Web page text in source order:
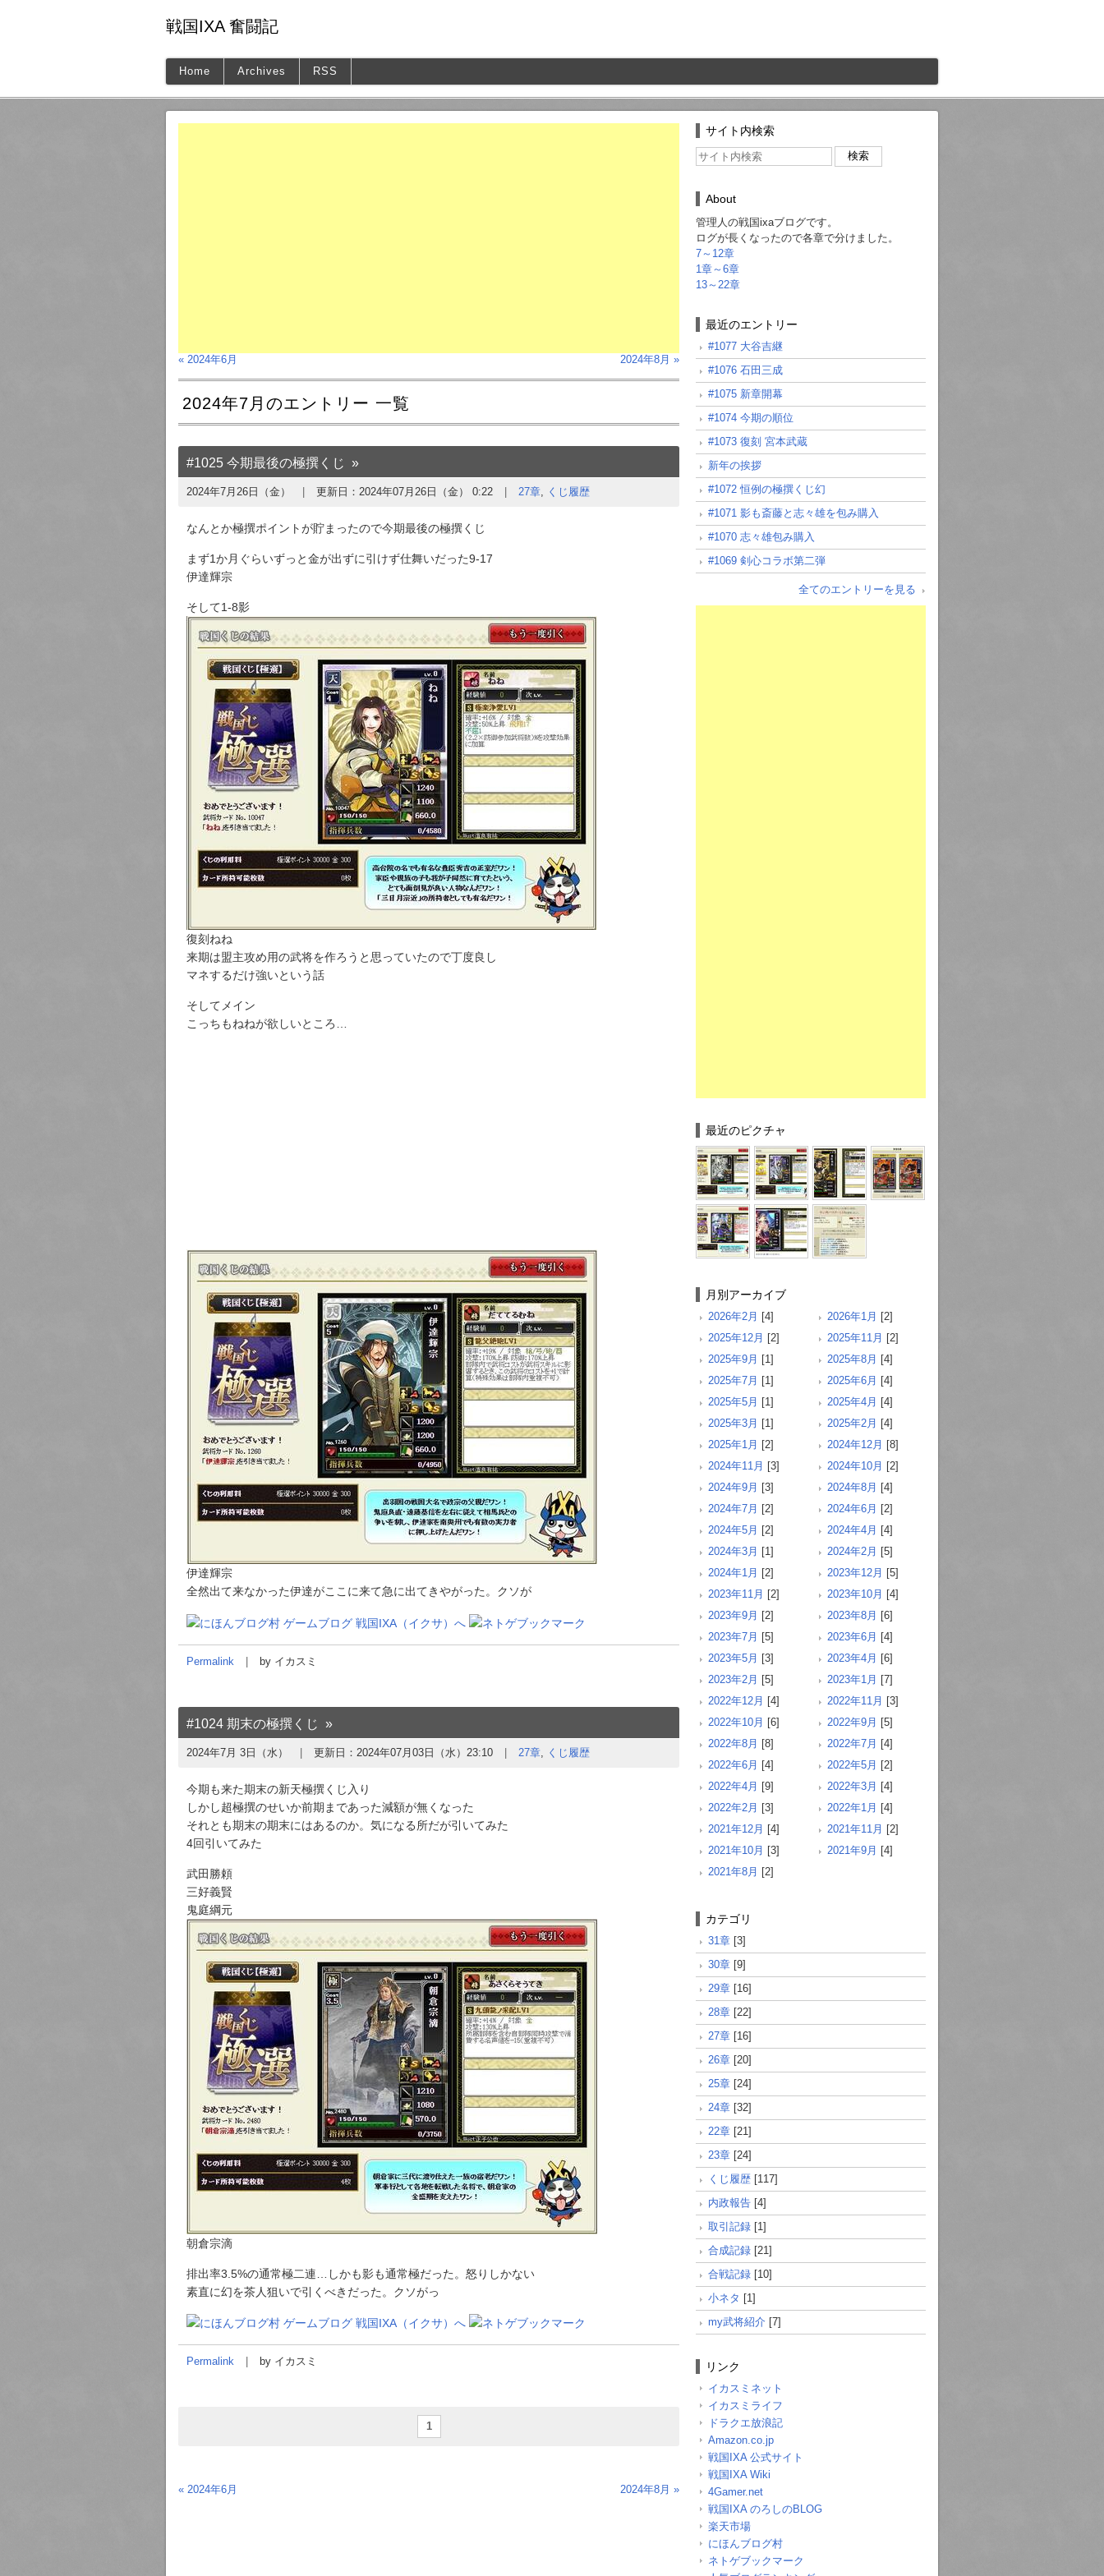
戦国IXA 奮闘記
Home Archives RSS
« 2024年6月 2024年8月 »
2024年7月のエントリー 一覧
#1025 今期最後の極撰くじ
2024年7月26日（金） 更新日： 2024年07月26日（金） 0:22 27章, くじ履歴
なんとか極撰ポイントが貯まったので今期最後の極撰くじ
まず1か月ぐらいずっと金が出ずに引けず仕舞いだった9-17
伊達輝宗
そして1-8影
復刻ねね
来期は盟主攻め用の武将を作ろうと思っていたので丁度良し
マネするだけ強いという話
そしてメイン
こっちもねねが欲しいところ…
伊達輝宗
全然出て来なかった伊達がここに来て急に出てきやがった。クソが
Permalink by イカスミ
#1024 期末の極撰くじ
2024年7月 3日（水） 更新日： 2024年07月03日（水）23:10 27章 くじ履歴
今期も来た期末の新天極撰くじ入り
しかし超極撰のせいか前期まであった減額が無くなった
それとも期末の期末にはあるのか。気になる所だが引いてみた
4回引いてみた
武田勝頼
三好義賢
鬼庭綱元
朝倉宗滴
排出率3.5%の通常極二連…しかも影も通常極だった。怒りしかない
素直に幻を茶人狙いで引くべきだった。クソがっ
Permalink by イカスミ
1
« 2024年6月 2024年8月 »
サイト内検索
About
管理人の戦国ixaブログです。
ログが長くなったので各章で分けました。
7～12章
1章～6章
13～22章
最近のエントリー
#1077 大谷吉継
#1076 石田三成
#1075 新章開幕
#1074 今期の順位
#1073 復刻 宮本武蔵
新年の挨拶
#1072 恒例の極撰くじ幻
#1071 影も斎藤と志々雄を包み購入
#1070 志々雄包み購入
#1069 剣心コラボ第二弾
全てのエントリーを見る
最近のピクチャ
月別アーカイブ
2026年2月 [4] 2026年1月 [2]
2025年12月 [2] 2025年11月 [2]
2025年9月 [1] 2025年8月 [4]
2025年7月 [1] 2025年6月 [4]
2025年5月 [1] 2025年4月 [4]
2025年3月 [1] 2025年2月 [4]
2025年1月 [2] 2024年12月 [8]
2024年11月 [3] 2024年10月 [2]
2024年9月 [3] 2024年8月 [4]
2024年7月 [2] 2024年6月 [2]
2024年5月 [2] 2024年4月 [4]
2024年3月 [1] 2024年2月 [5]
2024年1月 [2] 2023年12月 [5]
2023年11月 [2] 2023年10月 [4]
2023年9月 [2] 2023年8月 [6]
2023年7月 [5] 2023年6月 [4]
2023年5月 [3] 2023年4月 [6]
2023年2月 [5] 2023年1月 [7]
2022年12月 [4] 2022年11月 [3]
2022年10月 [6] 2022年9月 [5]
2022年8月 [8] 2022年7月 [4]
2022年6月 [4] 2022年5月 [2]
2022年4月 [9] 2022年3月 [4]
2022年2月 [3] 2022年1月 [4]
2021年12月 [4] 2021年11月 [2]
2021年10月 [3] 2021年9月 [4]
2021年8月 [2]
カテゴリ
31章 [3]
30章 [9]
29章 [16]
28章 [22]
27章 [16]
26章 [20]
25章 [24]
24章 [32]
22章 [21]
23章 [24]
くじ履歴 [117]
内政報告 [4]
取引記録 [1]
合成記録 [21]
合戦記録 [10]
小ネタ [1]
my武将紹介 [7]
リンク
イカスミネット
イカスミライフ
ドラクエ放浪記
Amazon.co.jp
戦国IXA 公式サイト
戦国IXA Wiki
4Gamer.net
戦国IXA のろしのBLOG
楽天市場
にほんブログ村
ネトゲブックマーク